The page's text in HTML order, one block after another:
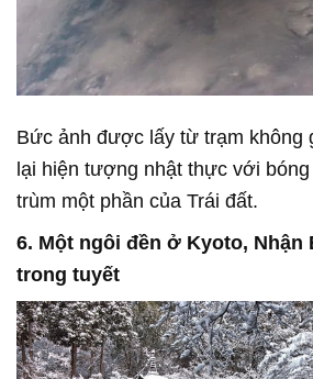
Bức ảnh được lấy từ trạm không
lại hiện tượng nhật thực với
trùm một phần của Trái đất.
6. Một ngôi đền ở Kyoto, Nhận
trong tuyết